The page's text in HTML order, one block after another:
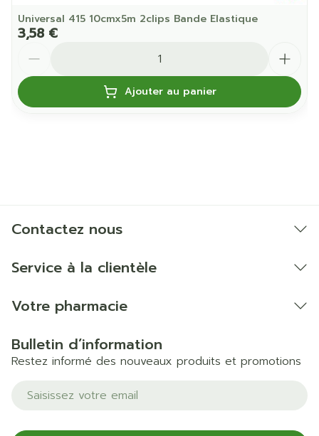
Universal 415 10cmx5m 2clips Bande Elastique
3,58 €
Ajouter au panier
Contactez nous
Service à la clientèle
Votre pharmacie
Bulletin d’information
Restez informé des nouveaux produits et promotions
Adresse mail